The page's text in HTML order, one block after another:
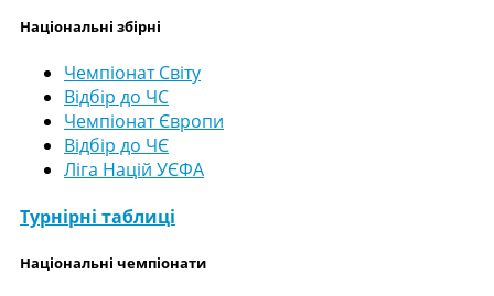
Національні збірні
Чемпіонат Світу
Відбір до ЧС
Чемпіонат Європи
Відбір до ЧЄ
Ліга Націй УЄФА
Турнірні таблиці
Національні чемпіонати